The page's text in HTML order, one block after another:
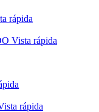
rápida
Vista rápida
rápida